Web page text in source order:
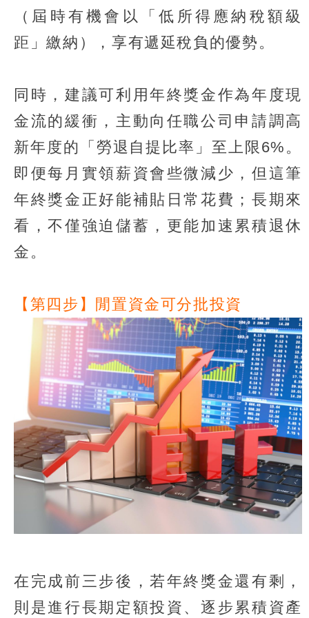
（屆時有機會以「低所得應納稅額級
距」繳納），享有遞延稅負的優勢。
同時，建議可利用年終獎金作為年度現
金流的緩衝，主動向任職公司申請調高
新年度的「勞退自提比率」至上限6%。
即便每月實領薪資會些微減少，但這筆
年終獎金正好能補貼日常花費；長期來
看，不僅強迫儲蓄，更能加速累積退休
金。
【第四步】閒置資金可分批投資
在完成前三步後，若年終獎金還有剩，
則是進行長期定額投資、逐步累積資產